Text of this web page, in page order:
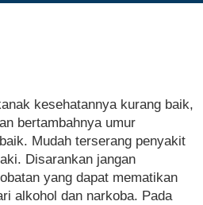
kesehatannya kurang baik,
bertambahnya umur
Mudah terserang penyakit
Disarankan jangan
yang dapat mematikan
alkohol dan narkoba. Pada